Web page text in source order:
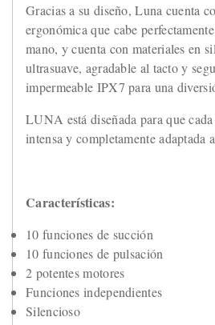
Gracias a su diseño, Luna cuenta
ergonómica que cabe
mano, y cuenta con materiales en
ultrasuave, agradable al tacto y
impermeable IPX7 para una
LUNA está diseñada para que
intensa y completamente adaptada
Características:
10 funciones de succión
10 funciones de pulsación
2 potentes motores
Funciones independientes
Silencioso